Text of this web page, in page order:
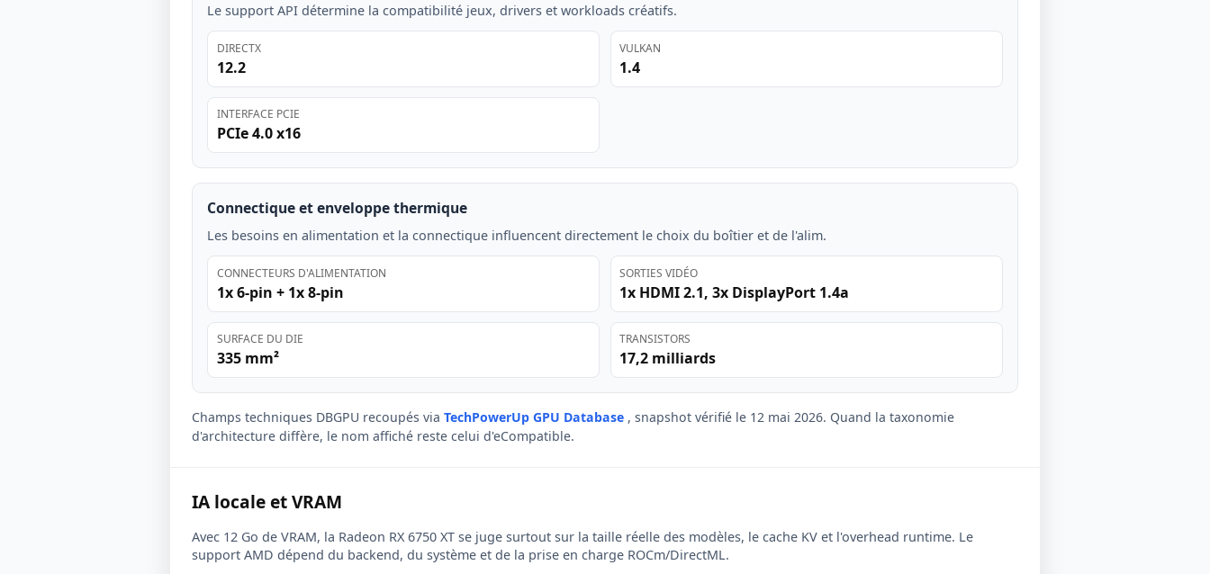
Le support API détermine la compatibilité jeux, drivers et workloads créatifs.
DIRECTX
12.2
VULKAN
1.4
INTERFACE PCIE
PCIe 4.0 x16
Connectique et enveloppe thermique
Les besoins en alimentation et la connectique influencent directement le choix du boîtier et de l'alim.
CONNECTEURS D'ALIMENTATION
1x 6-pin + 1x 8-pin
SORTIES VIDÉO
1x HDMI 2.1, 3x DisplayPort 1.4a
SURFACE DU DIE
335 mm²
TRANSISTORS
17,2 milliards
Champs techniques DBGPU recoupés via TechPowerUp GPU Database , snapshot vérifié le 12 mai 2026. Quand la taxonomie
d'architecture diffère, le nom affiché reste celui d'eCompatible.
IA locale et VRAM
Avec 12 Go de VRAM, la Radeon RX 6750 XT se juge surtout sur la taille réelle des modèles, le cache KV et l'overhead runtime. Le
support AMD dépend du backend, du système et de la prise en charge ROCm/DirectML.